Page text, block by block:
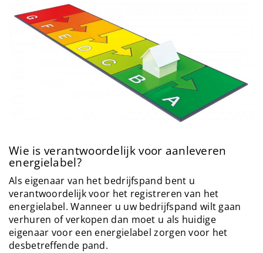
Wie is verantwoordelijk voor aanleveren
energielabel?
Als eigenaar van het bedrijfspand bent u
verantwoordelijk voor het registreren van het
energielabel. Wanneer u uw bedrijfspand wilt gaan
verhuren of verkopen dan moet u als huidige
eigenaar voor een energielabel zorgen voor het
desbetreffende pand.